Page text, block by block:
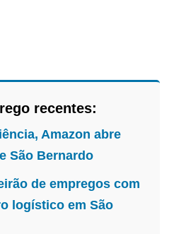
recentes:
Amazon abre
São Bernardo
de empregos com
logístico em São